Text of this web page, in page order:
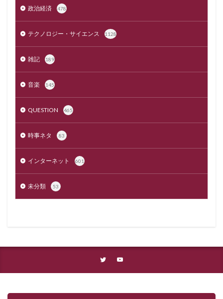
政治経済 478
テクノロジー・サイエンス 1128
雑記 189
音楽 145
QUESTION 465
時事ネタ 83
インターネット 601
未分類 53